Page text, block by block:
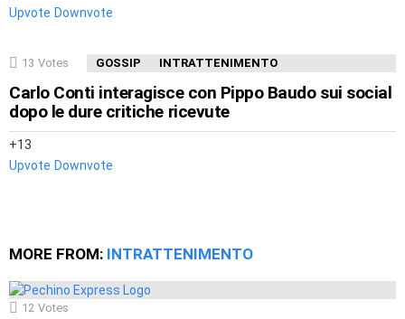
Upvote Downvote
13 Votes GOSSIP INTRATTENIMENTO
Carlo Conti interagisce con Pippo Baudo sui social
dopo le dure critiche ricevute
13
Upvote Downvote
MORE FROM: INTRATTENIMENTO
12 Votes